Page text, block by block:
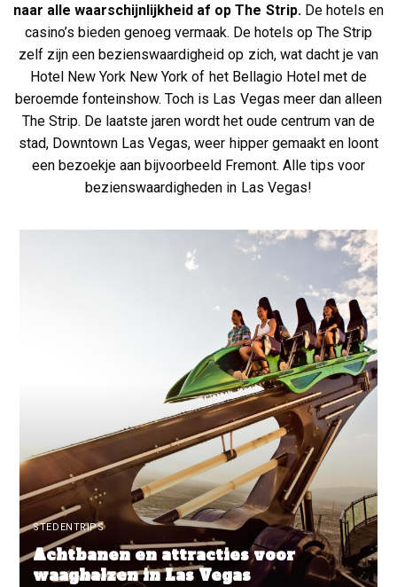
naar alle waarschijnlijkheid af op The Strip. De hotels en
casino’s bieden genoeg vermaak. De hotels op The Strip
zelf zijn een bezienswaardigheid op zich, wat dacht je van
Hotel New York New York of het Bellagio Hotel met de
beroemde fonteinshow. Toch is Las Vegas meer dan alleen
The Strip. De laatste jaren wordt het oude centrum van de
stad, Downtown Las Vegas, weer hipper gemaakt en loont
een bezoekje aan bijvoorbeeld Fremont. Alle tips voor
bezienswaardigheden in Las Vegas!
STEDENTRIPS
Achtbanen en attracties voor
waaghalzen in Las Vegas